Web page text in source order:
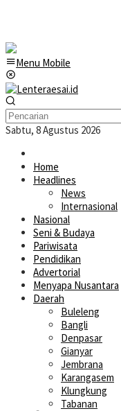
Menu Mobile
Sabtu, 8 Agustus 2026
Home
Headlines
News
Internasional
Nasional
Seni & Budaya
Pariwisata
Pendidikan
Advertorial
Menyapa Nusantara
Daerah
Buleleng
Bangli
Denpasar
Gianyar
Jembrana
Karangasem
Klungkung
Tabanan